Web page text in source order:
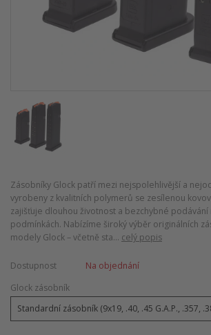
Zásobníky Glock patří mezi nejspolehlivější a
vyrobeny z kvalitních polymerů se zesílenou
zajišťuje dlouhou životnost a bezchybné podávání
podmínkách. Nabízíme široký výběr originálních
modely Glock – včetně sta... celý popis
Dostupnost
Na objednání
Glock zásobník